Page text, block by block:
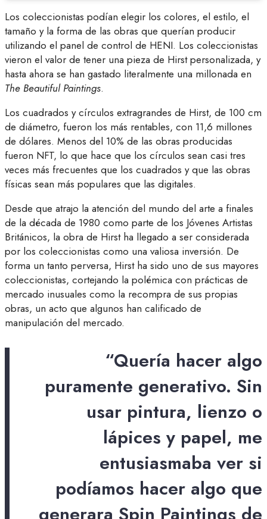
Los coleccionistas podían elegir los colores, el estilo, el
tamaño y la forma de las obras que querían producir
utilizando el panel de control de HENI. Los coleccionistas
vieron el valor de tener una pieza de Hirst personalizada, y
hasta ahora se han gastado literalmente una millonada en
The Beautiful Paintings.
Los cuadrados y círculos extragrandes de Hirst, de 100 cm
de diámetro, fueron los más rentables, con 11,6 millones
de dólares. Menos del 10% de las obras producidas
fueron NFT, lo que hace que los círculos sean casi tres
veces más frecuentes que los cuadrados y que las obras
físicas sean más populares que las digitales.
Desde que atrajo la atención del mundo del arte a finales
de la década de 1980 como parte de los Jóvenes Artistas
Británicos, la obra de Hirst ha llegado a ser considerada
por los coleccionistas como una valiosa inversión. De
forma un tanto perversa, Hirst ha sido uno de sus mayores
coleccionistas, cortejando la polémica con prácticas de
mercado inusuales como la recompra de sus propias
obras, un acto que algunos han calificado de
manipulación del mercado.
“Quería hacer algo
puramente generativo. Sin
usar pintura, lienzo o
lápices y papel, me
entusiasmaba ver si
podíamos hacer algo que